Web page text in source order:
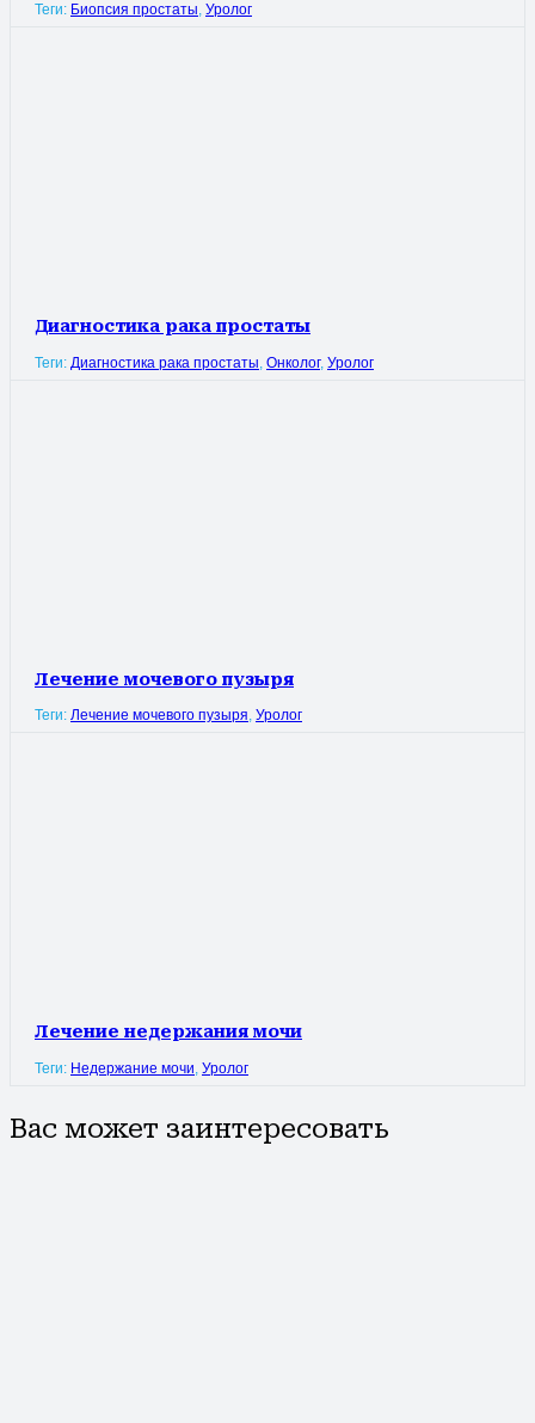
Теги: Биопсия простаты, Уролог
Диагностика рака простаты
Теги: Диагностика рака простаты Онколог, Уролог
Лечение мочевого пузыря
Теги: Лечение мочевого пузыря, Уролог
Лечение недержания мочи
Теги: Недержание мочи Уролог
Вас может заинтересовать